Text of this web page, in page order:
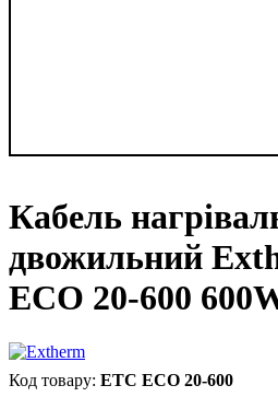
Кабель
двожильний
ECO 20-600
ETC ECO 20-600